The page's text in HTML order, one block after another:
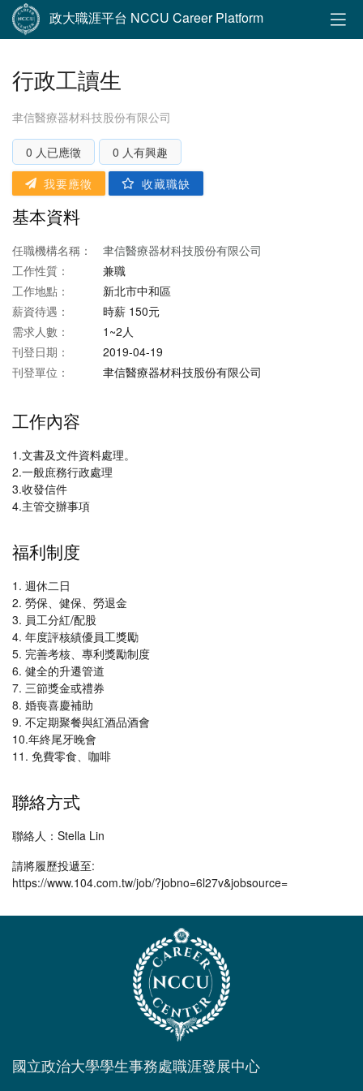
政大職涯平台 NCCU Career Platform
行政工讀生
聿信醫療器材科技股份有限公司
0 人已應徵
0 人有興趣
我要應徵
收藏職缺
基本資料
任職機構名稱：
聿信醫療器材科技股份有限公司
工作性質：
兼職
工作地點：
新北市中和區
薪資待遇：
時薪 150元
需求人數：
1~2人
刊登日期：
2019-04-19
刊登單位：
聿信醫療器材科技股份有限公司
工作內容
1.文書及文件資料處理。
2.一般庶務行政處理
3.收發信件
4.主管交辦事項
福利制度
1. 週休二日
2. 勞保、健保、勞退金
3. 員工分紅/配股
4. 年度評核績優員工獎勵
5. 完善考核、專利獎勵制度
6. 健全的升遷管道
7. 三節獎金或禮券
8. 婚喪喜慶補助
9. 不定期聚餐與紅酒品酒會
10.年終尾牙晚會
11. 免費零食、咖啡
聯絡方式
聯絡人：Stella Lin
請將履歷投遞至:
https://www.104.com.tw/job/?jobno=6l27v&jobsource=
國立政治大學學生事務處職涯發展中心